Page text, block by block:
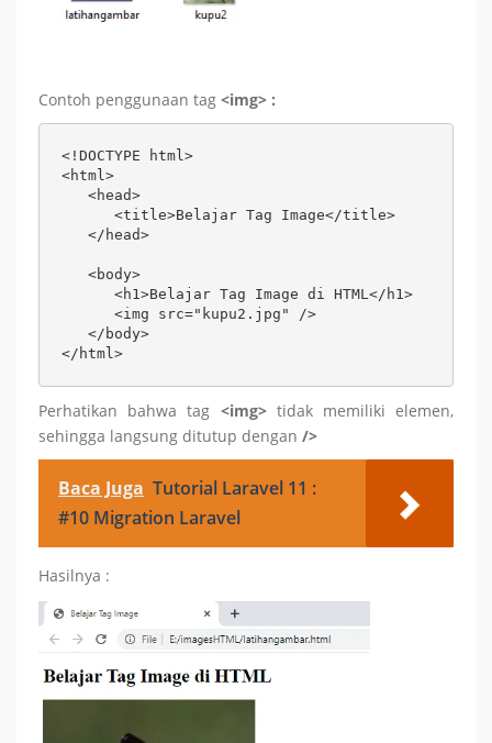
Contoh penggunaan tag <img> :
<!DOCTYPE html>
<html>
   <head>
      <title>Belajar Tag Image</title>
   </head>
   <body>
      <h1>Belajar Tag Image di HTML</h1>
      <img src="kupu2.jpg" />
   </body>
</html>
Perhatikan bahwa tag <img>tidak memiliki elemen,
sehingga langsung ditutup dengan />
Baca Juga Tutorial Laravel 11 :
#10 Migration Laravel
Hasilnya :